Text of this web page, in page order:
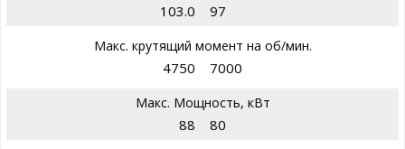
103.0 97
Макс. крутящий момент на об/мин.
4750 7000
Макс. Мощность, кВт
88 80